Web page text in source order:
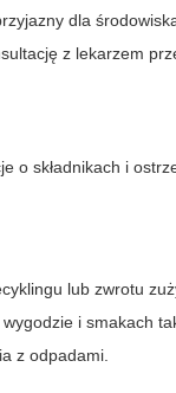
dla
z lekarzem
o składnikach i
lub zwrotu
i smakach
z odpadami.